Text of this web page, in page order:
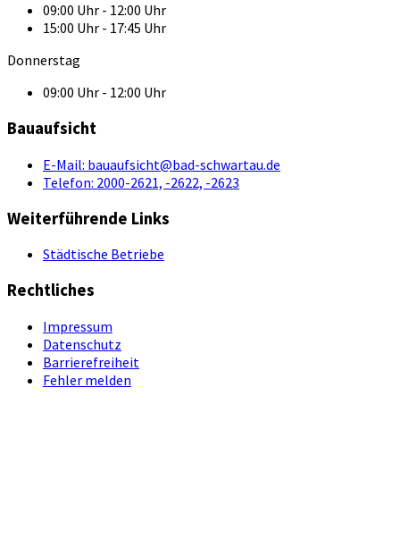
09:00 Uhr - 12:00 Uhr
15:00 Uhr - 17:45 Uhr
Donnerstag
09:00 Uhr - 12:00 Uhr
Bauaufsicht
E-Mail: bauaufsicht@bad-schwartau.de
Telefon: 2000-2621, -2622, -2623
Weiterführende Links
Städtische Betriebe
Rechtliches
Impressum
Datenschutz
Barrierefreiheit
Fehler melden